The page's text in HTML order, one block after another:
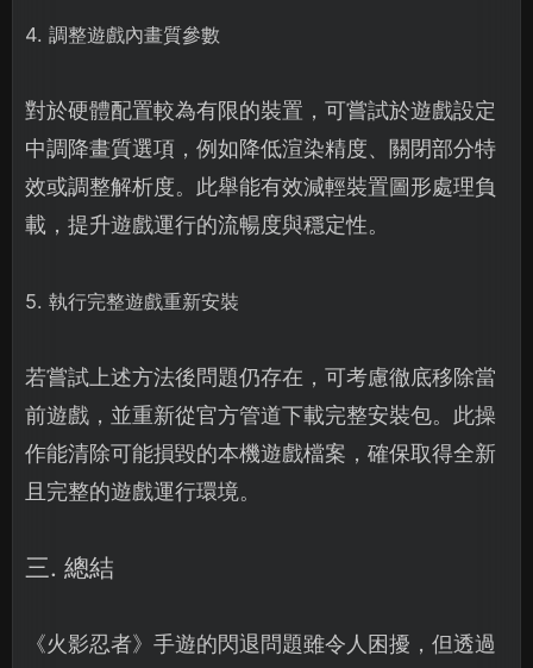
4. 調整遊戲內畫質參數
對於硬體配置較為有限的裝置，可嘗試於遊戲設定
中調降畫質選項，例如降低渲染精度、關閉部分特
效或調整解析度。此舉能有效減輕裝置圖形處理負
載，提升遊戲運行的流暢度與穩定性。
5. 執行完整遊戲重新安裝
若嘗試上述方法後問題仍存在，可考慮徹底移除當
前遊戲，並重新從官方管道下載完整安裝包。此操
作能清除可能損毀的本機遊戲檔案，確保取得全新
且完整的遊戲運行環境。
三. 總結
《火影忍者》手遊的閃退問題雖令人困擾，但透過